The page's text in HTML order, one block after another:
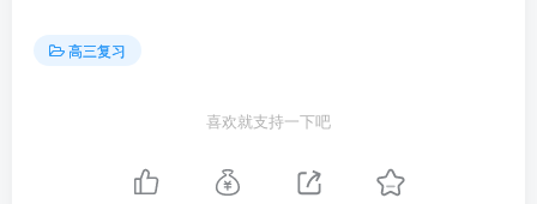
复修改反复论证，改到“无可挑剔”为止。团队中的每一个人
视了背后团队的巨大力量。电影创作如此，哪吒亦是如此。
高三复习
喜欢就支持一下吧